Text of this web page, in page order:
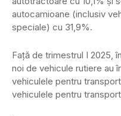
autocamioane (inclusiv
speciale) cu 31,9%.
Faţă de trimestrul I 2025,
noi de vehicule rutiere au
vehiculele pentru
vehiculele pentru